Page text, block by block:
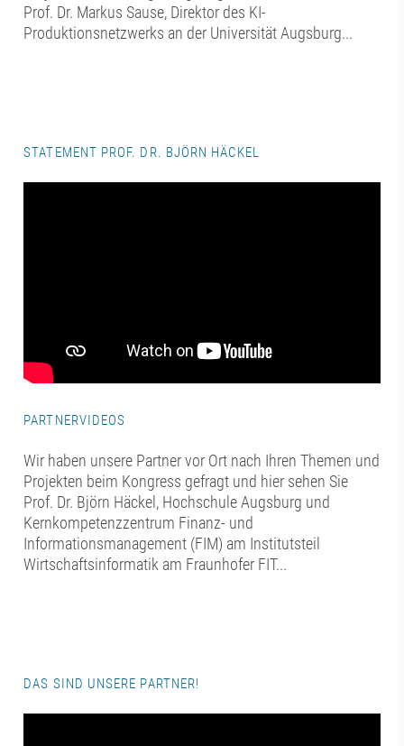
Prof. Dr. Markus Sause, Direktor des KI-
Produktionsnetzwerks an der Universität Augsburg...
STATEMENT PROF. DR. BJÖRN HÄCKEL
PARTNERVIDEOS
Wir haben unsere Partner vor Ort nach Ihren Themen und
Projekten beim Kongress gefragt und hier sehen Sie
Prof. Dr. Björn Häckel, Hochschule Augsburg und
Kernkompetenzzentrum Finanz- und
Informationsmanagement (FIM) am Institutsteil
Wirtschaftsinformatik am Fraunhofer FIT...
DAS SIND UNSERE PARTNER!